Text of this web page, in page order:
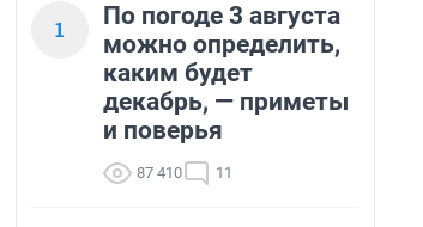
1
По погоде 3 августа
можно определить,
каким будет
декабрь, — приметы
и поверья
87 410 11